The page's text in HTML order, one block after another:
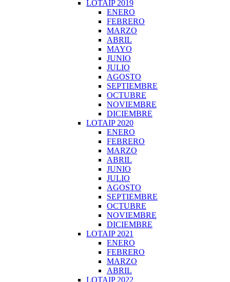
LOTAIP 2019
ENERO
FEBRERO
MARZO
ABRIL
MAYO
JUNIO
JULIO
AGOSTO
SEPTIEMBRE
OCTUBRE
NOVIEMBRE
DICIEMBRE
LOTAIP 2020
ENERO
FEBRERO
MARZO
ABRIL
JUNIO
JULIO
AGOSTO
SEPTIEMBRE
OCTUBRE
NOVIEMBRE
DICIEMBRE
LOTAIP 2021
ENERO
FEBRERO
MARZO
ABRIL
LOTAIP 2022